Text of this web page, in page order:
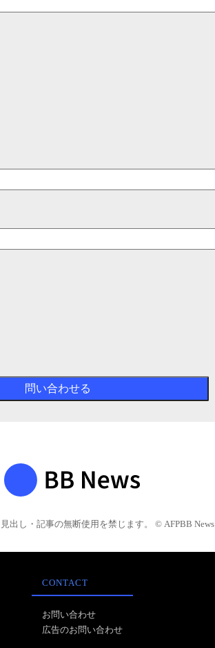
出し・記事の無断使用を禁じます。 © AFPBB News
CONTACT
お問い合わせ
広告のお問い合わせ